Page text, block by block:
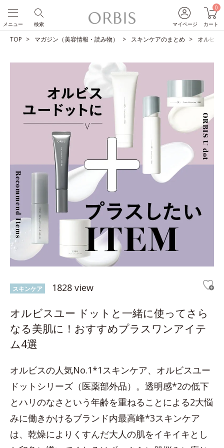
マイページ
0
カート
検索
メニュー
TOP マガジン（美容情報・読み物） スキンケアのまとめ オルビス
スキンケア 1828 view
オルビスユー ドットと一緒に使ってさら
なる美肌に！おすすめプラスワンアイテ
ム4選
オルビスの人気No.1*1スキンケア、オルビスユー
ドットシリーズ（医薬部外品）。透明感*2の低下
とハリのなさという年齢を重ねることによる2大悩
みに働きかけるブランド内最高峰*3スキンケア
は、乾燥によりくすんだ大人の肌をイキイキとし